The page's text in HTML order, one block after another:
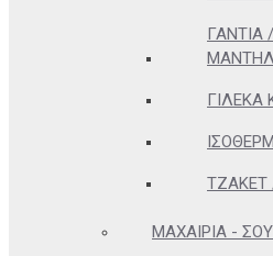
ΓΆΝΤΙΑ
ΓΙΛΈΚΑ
ΤΖΆΚΕΤ
ΜΑΧΑΊΡΙΑ -